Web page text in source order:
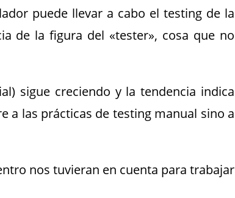
puede llevar a cabo el testing de la
de la figura del «tester», cosa que no
sigue creciendo y la tendencia indica
a las prácticas de testing manual sino a
nos tuvieran en cuenta para trabajar